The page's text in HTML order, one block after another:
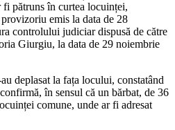
pătruns în curtea locuinței,
emis la data de 28
controlului judiciar dispusă de către
Giurgiu, la data de 29 noiembrie
deplasat la fața locului, constatând
în sensul că un bărbat, de 36
comune, unde ar fi adresat